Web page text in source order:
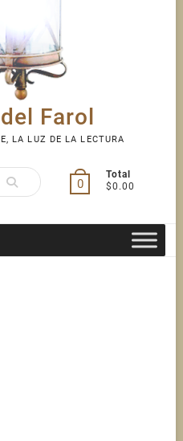
Farol
LA LUZ DE LA LECTURA
Search
0
Total
$0.00